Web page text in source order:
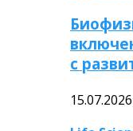
с
15.07.2026